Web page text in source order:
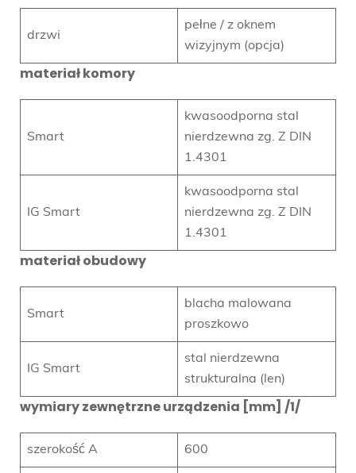
drzwi
pełne / z oknem
wizyjnym (opcja)
materiał komory
Smart
kwasoodporna stal
nierdzewna zg. Z DIN
1.4301
IG Smart
kwasoodporna stal
nierdzewna zg. Z DIN
1.4301
materiał obudowy
Smart
blacha malowana
proszkowo
IG Smart
stal nierdzewna
strukturalna (len)
wymiary zewnętrzne urządzenia [mm] /1/
szerokość A 600